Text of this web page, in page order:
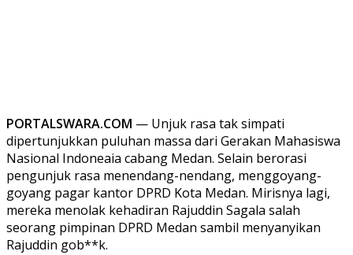
PORTALSWARA.COM — Unjuk rasa tak simpati
dipertunjukkan puluhan massa dari Gerakan Mahasiswa
Nasional Indoneaia cabang Medan. Selain berorasi
pengunjuk rasa menendang-nendang, menggoyang-
goyang pagar kantor DPRD Kota Medan. Mirisnya lagi,
mereka menolak kehadiran Rajuddin Sagala salah
seorang pimpinan DPRD Medan sambil menyanyikan
Rajuddin gob**k.